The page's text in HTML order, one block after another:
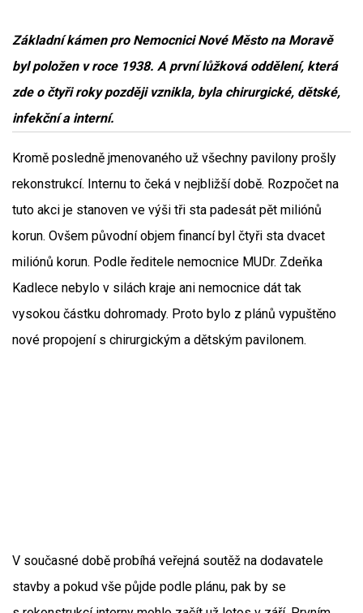
Základní kámen pro Nemocnici Nové Město na Moravě
byl položen v roce 1938. A první lůžková oddělení, která
zde o čtyři roky později vznikla, byla chirurgické, dětské,
infekční a interní.
Kromě posledně jmenovaného už všechny pavilony prošly
rekonstrukcí. Internu to čeká v nejbližší době. Rozpočet na
tuto akci je stanoven ve výši tři sta padesát pět miliónů
korun. Ovšem původní objem financí byl čtyři sta dvacet
miliónů korun. Podle ředitele nemocnice MUDr. Zdeňka
Kadlece nebylo v silách kraje ani nemocnice dát tak
vysokou částku dohromady. Proto bylo z plánů vypuštěno
nové propojení s chirurgickým a dětským pavilonem.
V současné době probíhá veřejná soutěž na dodavatele
stavby a pokud vše půjde podle plánu, pak by se